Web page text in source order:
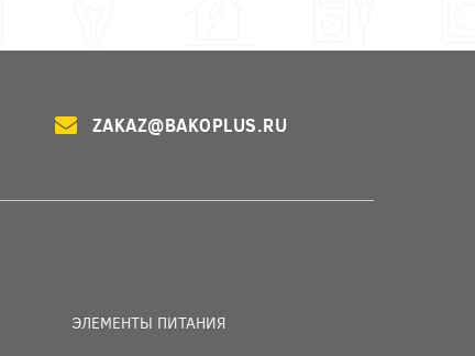
ZAKAZ@BAKOPLUS.RU
ЭЛЕМЕНТЫ ПИТАНИЯ